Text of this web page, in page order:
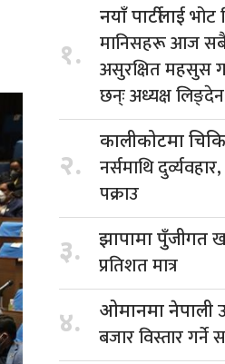
१.
नयाँ पार्टीलाईभोट
मानिसहरू आज
असुरक्षित महसुस
छन्ः अध्यक्ष लिङ्देन
२.
कालीकोटमा
नर्समाथि
पक्राउ
३. झापामा पुँजीगत
प्रतिशत मात्र
४. ओमानमा नेपाली
बजार विस्तार गर्ने